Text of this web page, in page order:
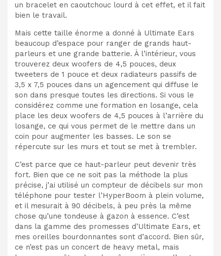
un bracelet en caoutchouc lourd à cet effet, et il fait
bien le travail.
Mais cette taille énorme a donné à Ultimate Ears
beaucoup d’espace pour ranger de grands haut-
parleurs et une grande batterie. À l’intérieur, vous
trouverez deux woofers de 4,5 pouces, deux
tweeters de 1 pouce et deux radiateurs passifs de
3,5 x 7,5 pouces dans un agencement qui diffuse le
son dans presque toutes les directions. Si vous le
considérez comme une formation en losange, cela
place les deux woofers de 4,5 pouces à l’arrière du
losange, ce qui vous permet de le mettre dans un
coin pour augmenter les basses. Le son se
répercute sur les murs et tout se met à trembler.
C’est parce que ce haut-parleur peut devenir très
fort. Bien que ce ne soit pas la méthode la plus
précise, j’ai utilisé un compteur de décibels sur mon
téléphone pour tester l’HyperBoom à plein volume,
et il mesurait à 90 décibels, à peu près la même
chose qu’une tondeuse à gazon à essence. C’est
dans la gamme des promesses d’Ultimate Ears, et
mes oreilles bourdonnantes sont d’accord. Bien sûr,
ce n’est pas un concert de heavy metal, mais